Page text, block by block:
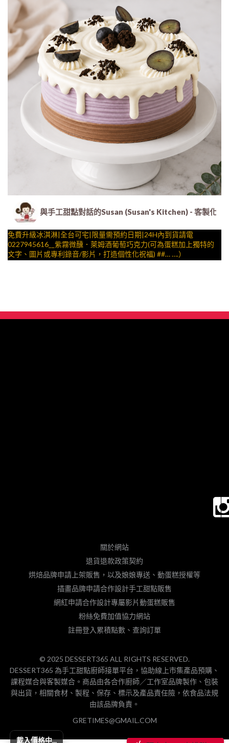
與手工甜點對話的Susan (Susan's Kitchen) - 客製化
免費升級冰淇淋|全台可宅|限量需預約日期|24H內到貨請電
0227945616__紫霧微醺．萊姆酒葡萄巧克力(可為蛋糕加上獨特的
文字、圖片或專利錄音/影片，打造個性化祝福) ##… ….）
關於網站
退貨退款政策契約
烘焙品牌申請上架販售，以及娘娘專送、動蛋糕授權等
插畫品牌申請合作設計手工甜點販售
網紅申請合作設計專屬影片動蛋糕販售
粉絲免費加值協力網站
註冊登入累積點數、查詢訂單
© 2025 DESSERT365 ALL RIGHTS RESERVED.
DESSERT365 為手工甜點廚師接單平台，協助線上市集產品預購、
課程媒合與客製媒合。商品由各合作廚師／工作室品牌製作、包裝
與出貨，相關食材、製程、保存、標示及產品責任險，依食品法規
由該品牌負責。
GRETIMES@GMAIL.COM
載入價格中...